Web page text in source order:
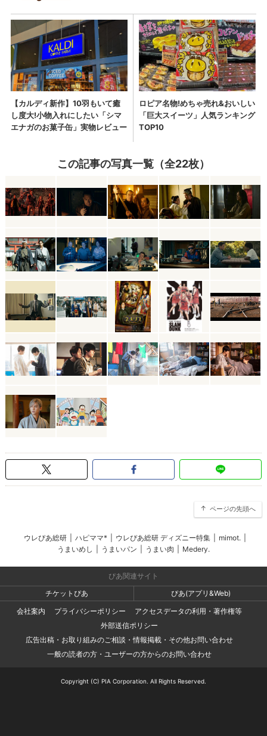
この記事の写真一覧（全22枚）
ページの先頭へ
ウレぴあ総研 ハピママ* ウレぴあ総研 ディズニー特集 mimot.
うまいめし
うまいパン うまい肉 Medery.
ぴあ関連サイト
チケットぴあ
ぴあ(アプリ&Web)
会社案内
プライバシーポリシー
アクセスデータの利用・著作権等
外部送信ポリシー
広告出稿・お取り組みのご相談・情報掲載・その他お問い合わせ
一般の読者の方・ユーザーの方からのお問い合わせ
Copyright (C) PIA Corporation. All Rights Reserved.